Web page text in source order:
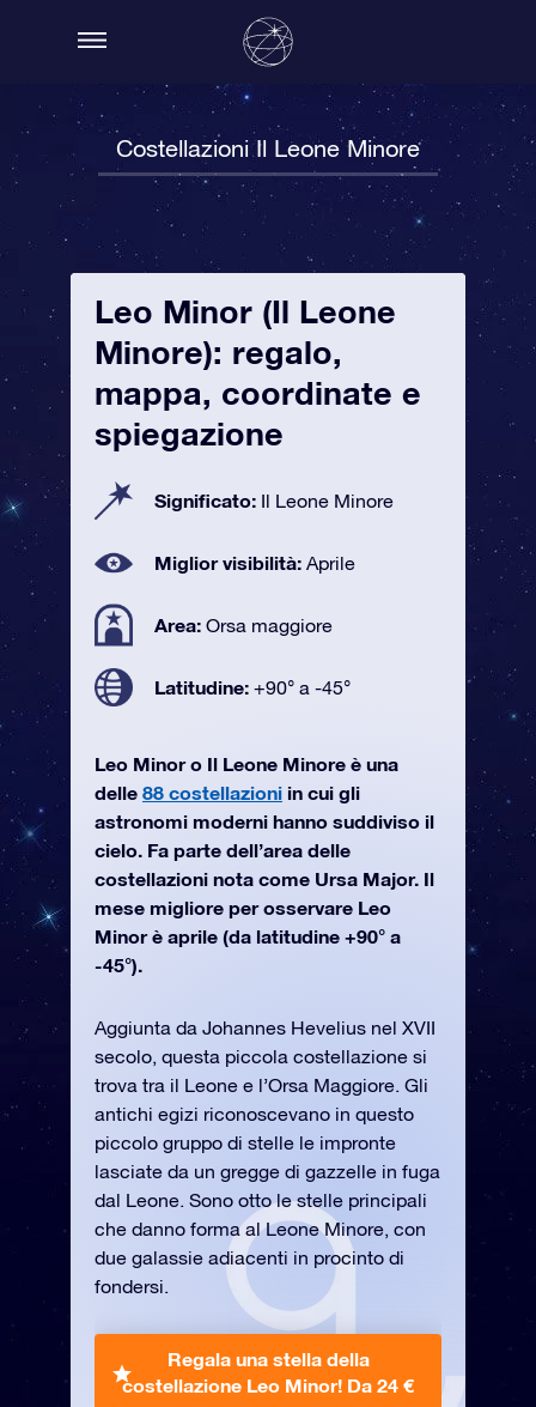
Costellazioni Il Leone Minore
Leo Minor (Il Leone
Minore): regalo,
mappa, coordinate e
spiegazione
Significato: Il Leone Minore
Miglior visibilità: Aprile
Area: Orsa maggiore
Latitudine: +90° a -45°
Leo Minor o Il Leone Minore è una
delle 88 costellazioni in cui gli
astronomi moderni hanno suddiviso il
cielo. Fa parte dell’area delle
costellazioni nota come Ursa Major. Il
mese migliore per osservare Leo
Minor è aprile (da latitudine +90° a
-45°).
Aggiunta da Johannes Hevelius nel XVII
secolo, questa piccola costellazione si
trova tra il Leone e l’Orsa Maggiore. Gli
antichi egizi riconoscevano in questo
piccolo gruppo di stelle le impronte
lasciate da un gregge di gazzelle in fuga
dal Leone. Sono otto le stelle principali
che danno forma al Leone Minore, con
due galassie adiacenti in procinto di
fondersi.
Regala una stella della
costellazione Leo Minor! Da 24 €